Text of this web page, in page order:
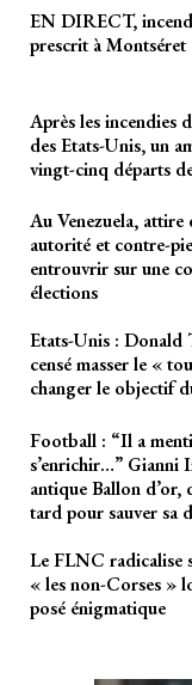
EN DIRECT,
prescrit à
Après les incendies
des Etats-Unis, un
vingt-cinq départs
Au Venezuela,
autorité et contre-
entrouvrir sur une
élections
Etats-Unis : Donald
censé masser le «
changer le objectif
Football : “Il a
s’enrichir…” Gianni
antique Ballon
tard pour sauver sa
Le FLNC radicalise
« les non-Corses »
posé énigmatique